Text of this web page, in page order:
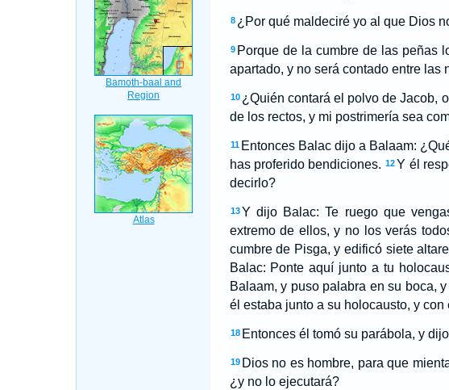
8 ¿Por qué maldeciré yo al que Dios
9 Porque de la cumbre de las peñas
apartado, y no será contado entre las
10 ¿Quién contará el polvo de Jacob,
de los rectos, y mi postrimería sea
11 Entonces Balac dijo a Balaam:
has proferido bendiciones. 12Y él
decirlo?
13 Y dijo Balac: Te ruego que
extremo de ellos, y no los verás
cumbre de Pisga, y edificó siete
Balac: Ponte aquí junto a tu
Balaam, y puso palabra en su boca,
él estaba junto a su holocausto, y
18 Entonces él tomó su parábola, y
19 Dios no es hombre, para que
¿y no lo ejecutará?